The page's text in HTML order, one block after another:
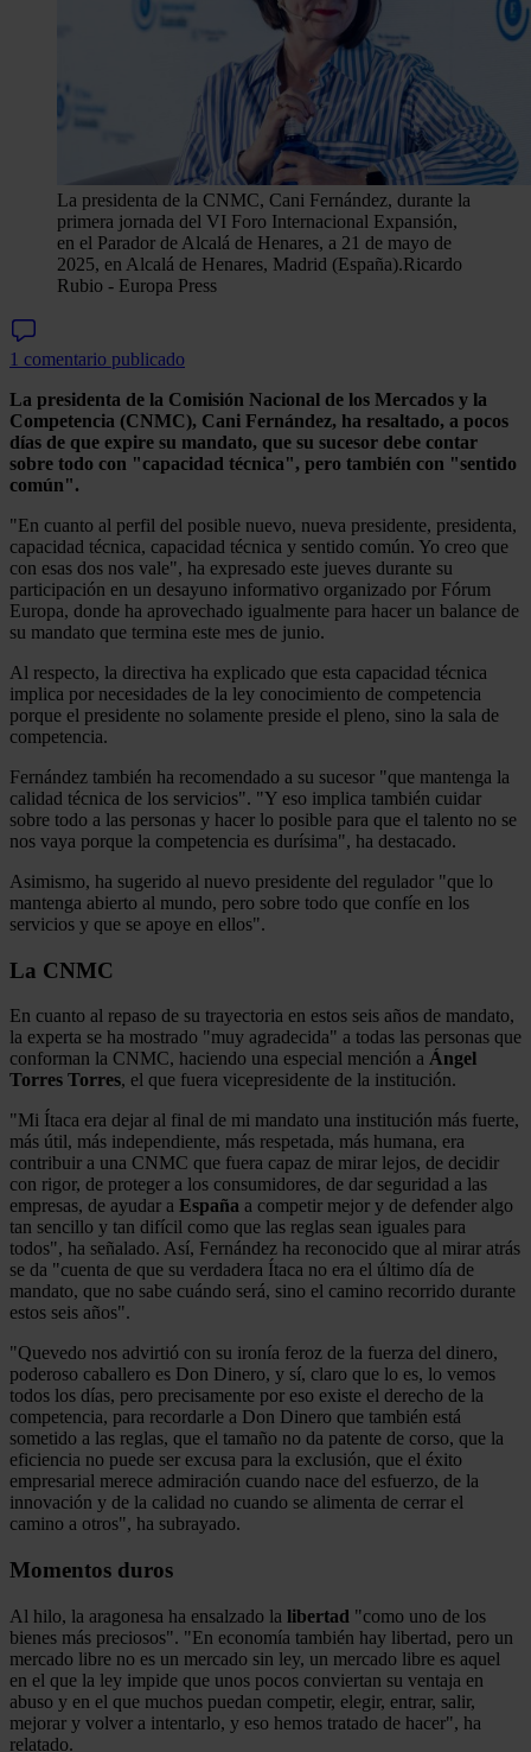
La presidenta de la CNMC, Cani Fernández, durante la
primera jornada del VI Foro Internacional Expansión,
en el Parador de Alcalá de Henares, a 21 de mayo de
2025, en Alcalá de Henares, Madrid (España).Ricardo
Rubio - Europa Press
1 comentario publicado
La presidenta de la Comisión Nacional de los Mercados y la
Competencia (CNMC), Cani Fernández, ha resaltado, a pocos
días de que expire su mandato, que su sucesor debe contar
sobre todo con "capacidad técnica", pero también con "sentido
común".
"En cuanto al perfil del posible nuevo, nueva presidente, presidenta,
capacidad técnica, capacidad técnica y sentido común. Yo creo que
con esas dos nos vale", ha expresado este jueves durante su
participación en un desayuno informativo organizado por Fórum
Europa, donde ha aprovechado igualmente para hacer un balance de
su mandato que termina este mes de junio.
Al respecto, la directiva ha explicado que esta capacidad técnica
implica por necesidades de la ley conocimiento de competencia
porque el presidente no solamente preside el pleno, sino la sala de
competencia.
Fernández también ha recomendado a su sucesor "que mantenga la
calidad técnica de los servicios". "Y eso implica también cuidar
sobre todo a las personas y hacer lo posible para que el talento no se
nos vaya porque la competencia es durísima", ha destacado.
Asimismo, ha sugerido al nuevo presidente del regulador "que lo
mantenga abierto al mundo, pero sobre todo que confíe en los
servicios y que se apoye en ellos".
La CNMC
En cuanto al repaso de su trayectoria en estos seis años de mandato,
la experta se ha mostrado "muy agradecida" a todas las personas que
conforman la CNMC, haciendo una especial mención a Ángel
Torres Torres, el que fuera vicepresidente de la institución.
"Mi Ítaca era dejar al final de mi mandato una institución más fuerte,
más útil, más independiente, más respetada, más humana, era
contribuir a una CNMC que fuera capaz de mirar lejos, de decidir
con rigor, de proteger a los consumidores, de dar seguridad a las
empresas, de ayudar a España a competir mejor y de defender algo
tan sencillo y tan difícil como que las reglas sean iguales para
todos", ha señalado. Así, Fernández ha reconocido que al mirar atrás
se da "cuenta de que su verdadera Ítaca no era el último día de
mandato, que no sabe cuándo será, sino el camino recorrido durante
estos seis años".
"Quevedo nos advirtió con su ironía feroz de la fuerza del dinero,
poderoso caballero es Don Dinero, y sí, claro que lo es, lo vemos
todos los días, pero precisamente por eso existe el derecho de la
competencia, para recordarle a Don Dinero que también está
sometido a las reglas, que el tamaño no da patente de corso, que la
eficiencia no puede ser excusa para la exclusión, que el éxito
empresarial merece admiración cuando nace del esfuerzo, de la
innovación y de la calidad no cuando se alimenta de cerrar el
camino a otros", ha subrayado.
Momentos duros
Al hilo, la aragonesa ha ensalzado la libertad "como uno de los
bienes más preciosos". "En economía también hay libertad, pero un
mercado libre no es un mercado sin ley, un mercado libre es aquel
en el que la ley impide que unos pocos conviertan su ventaja en
abuso y en el que muchos puedan competir, elegir, entrar, salir,
mejorar y volver a intentarlo, y eso hemos tratado de hacer", ha
relatado.